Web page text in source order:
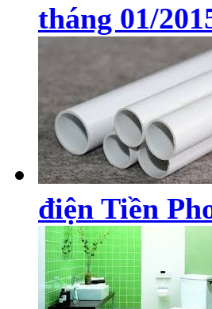
tháng 01/
điện Tiền